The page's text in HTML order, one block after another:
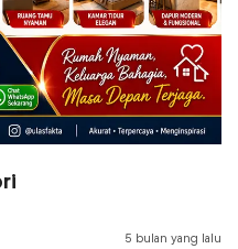
5 bulan yang lalu